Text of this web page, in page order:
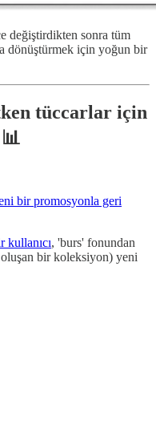
değiştirdikten sonra tüm
dönüştürmek için yoğun bir
tüccarlar için
bir promosyonla geri
kullanıcı, 'burs' fonundan
bir koleksiyon) yeni